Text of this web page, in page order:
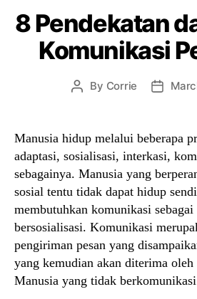
8 Pendekatan
Komunikasi
Post
By Corrie
Post
Manusia hidup melalui beberapa
adaptasi, sosialisasi, interkasi,
sebagainya. Manusia yang
sosial tentu tidak dapat hidup
membutuhkan komunikasi
bersosialisasi. Komunikasi
pengiriman pesan yang
yang kemudian akan diterima
Manusia yang tidak